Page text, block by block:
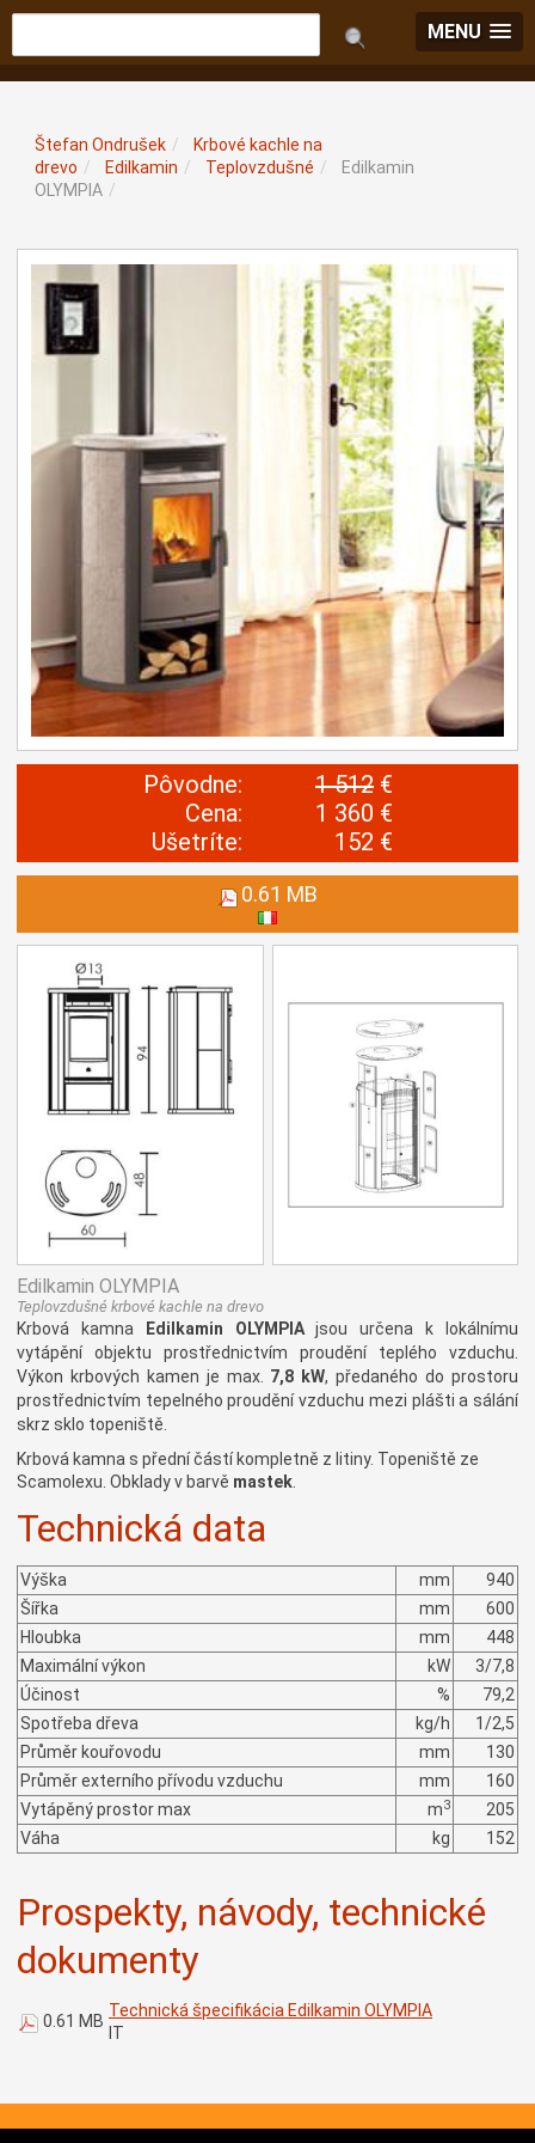
MENU
Štefan Ondrušek /
Krbové kachle na
drevo / Edilkamin / Teplovzdušné /
Edilkamin
OLYMPIA /
Pôvodne: 1 512 €
Cena:
1 360 €
Ušetríte:
152 €
0.61 MB
Edilkamin OLYMPIA
Teplovzdušné krbové kachle na drevo
Krbová kamna Edilkamin OLYMPIAjsou určena k lokálnímu
vytápění objektu prostřednictvím proudění teplého vzduchu.
Výkon krbových kamen je max. 7,8 kW, předaného do prostoru
prostřednictvím tepelného proudění vzduchu mezi plášti a sálání
skrz sklo topeniště.
Krbová kamna s přední částí kompletně z litiny. Topeniště ze
Scamolexu. Obklady v barvě mastek.
Technická data
Výška mm
940
Šířka
mm
600
Hloubka
mm
448
Maximální výkon
kW
3/7,8
Účinost
%
79,2
Spotřeba dřeva
kg/h
1/2,5
Průměr kouřovodu
mm
130
Průměr externího přívodu vzduchu
mm
160
Vytápěný prostor max
m3
205
Váha
kg 152
Prospekty, návody, technické
dokumenty
0.61 MB
Technická špecifikácia Edilkamin OLYMPIA
IT